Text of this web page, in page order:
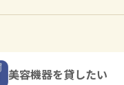
美容機器を貸したい